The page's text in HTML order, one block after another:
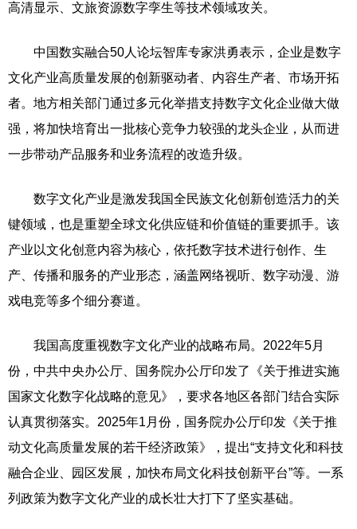
高清显示、文旅资源数字孪生等技术领域攻关。
中国数实融合50人论坛智库专家洪勇表示，企业是数字
文化产业高质量发展的创新驱动者、内容生产者、市场开拓
者。地方相关部门通过多元化举措支持数字文化企业做大做
强，将加快培育出一批核心竞争力较强的龙头企业，从而进
一步带动产品服务和业务流程的改造升级。
数字文化产业是激发我国全民族文化创新创造活力的关
键领域，也是重塑全球文化供应链和价值链的重要抓手。该
产业以文化创意内容为核心，依托数字技术进行创作、生
产、传播和服务的产业形态，涵盖网络视听、数字动漫、游
戏电竞等多个细分赛道。
我国高度重视数字文化产业的战略布局。2022年5月
份，中共中央办公厅、国务院办公厅印发了《关于推进实施
国家文化数字化战略的意见》，要求各地区各部门结合实际
认真贯彻落实。2025年1月份，国务院办公厅印发《关于推
动文化高质量发展的若干经济政策》，提出“支持文化和科技
融合企业、园区发展，加快布局文化科技创新平台”等。一系
列政策为数字文化产业的成长壮大打下了坚实基础。